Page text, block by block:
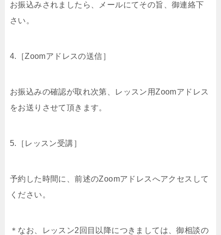
お振込みされましたら、メールにてその旨、御連絡下
さい。
4.［Zoomアドレスの送信］
お振込みの確認が取れ次第、レッスン用Zoomアドレス
をお送りさせて頂きます。
5.［レッスン受講］
予約した時間に、前述のZoomアドレスへアクセスして
ください。
＊なお、レッスン2回目以降につきましては、御相談の